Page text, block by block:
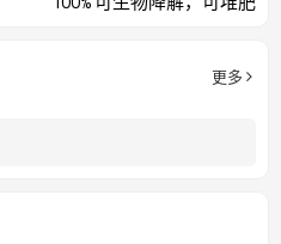
更多